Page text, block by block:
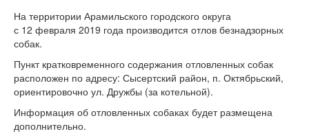
На территории Арамильского городского округа
с 12 февраля 2019 года производится отлов безнадзорных
собак.
Пункт кратковременного содержания отловленных собак
расположен по адресу: Сысертский район, п. Октябрьский,
ориентировочно ул. Дружбы (за котельной).
Информация об отловленных собаках будет размещена
дополнительно.